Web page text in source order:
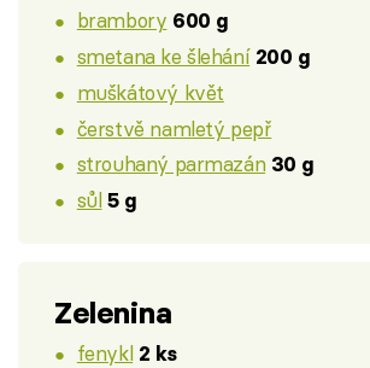
brambory 600 g
smetana ke šlehání 200 g
muškátový květ
čerstvě namletý pepř
strouhaný parmazán 30 g
sůl 5 g
Zelenina
fenykl 2 ks